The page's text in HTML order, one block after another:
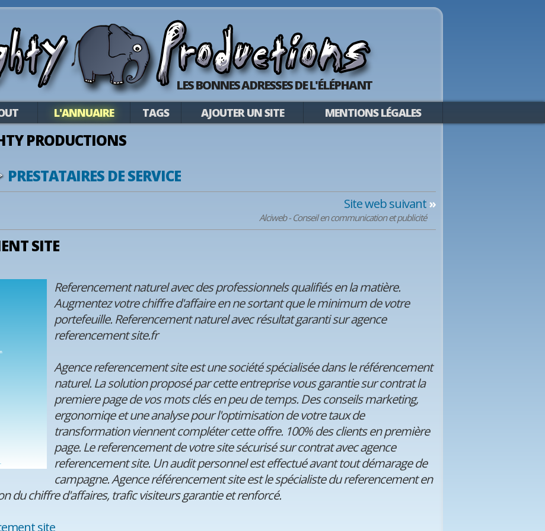
LES BONNES ADRESSES DE L'ÉLÉPHANT
L'ANNUAIRE TAGS AJOUTER UN SITE MENTIONS LÉGALES
PRODUCTIONS
PRESTATAIRES DE SERVICE
Site web suivant»
Alciweb - Conseil en communication et publicité
SITE
Referencement naturel avec des professionnels qualifiés en la matière.
Augmentez votre chiffre d'affaire en ne sortant que le minimum de votre
portefeuille. Referencement naturel avec résultat garanti sur agence
referencement site.fr
Agence referencement site est une société spécialisée dans le référencement
naturel. La solution proposé par cette entreprise vous garantie sur contrat la
premiere page de vos mots clés en peu de temps. Des conseils marketing,
ergonomiqe et une analyse pour l'optimisation de votre taux de
transformation viennent compléter cette offre. 100% des clients en première
page. Le referencement de votre site sécurisé sur contrat avec agence
referencement site. Un audit personnel est effectué avant tout démarage de
campagne. Agence référencement site est le spécialiste du referencement en
du chiffre d'affaires, trafic visiteurs garantie et renforcé.
site